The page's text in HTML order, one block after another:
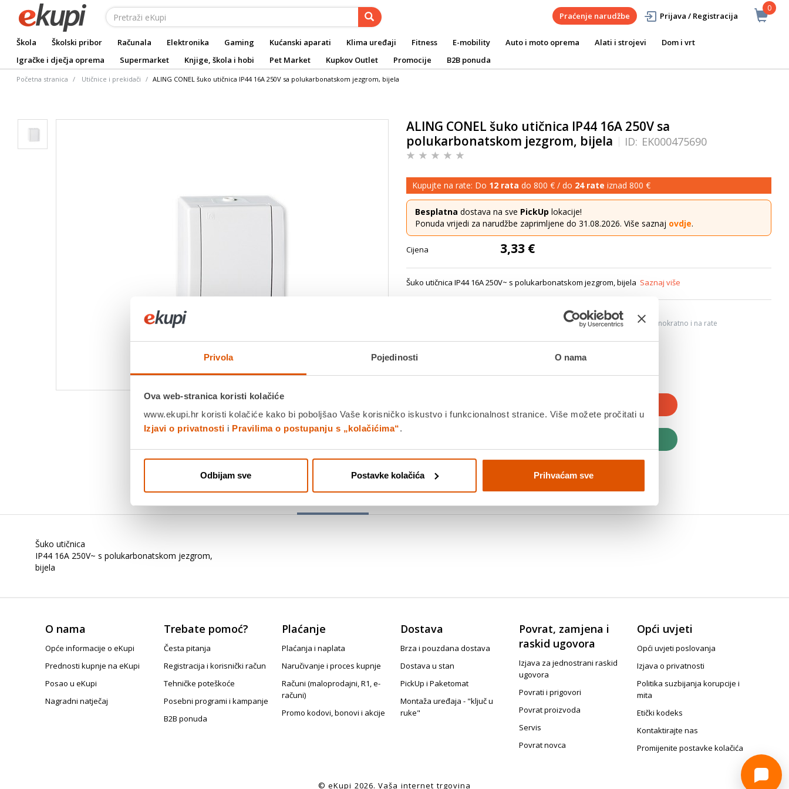
Privola Pojedinosti O nama
Ova web-stranica koristi kolačiće
www.ekupi.hr koristi kolačiće kako bi poboljšao Vaše korisničko iskustvo i funkcionalnost stranice. Više možete pročitati u
Izjavi o privatnosti i Pravilima o postupanju s „kolačićima“.
Odbijam sve Postavke kolačića Prihvaćam sve
0
Praćenje narudžbe Prijava / Registracija
Škola Školski pribor Računala Elektronika Gaming Kućanski aparati Klima uređaji Fitness E-mobility Auto i moto oprema Alati i strojevi
Dom i vrt
Igračke i dječja oprema
Supermarket Knjige, škola i hobi Pet Market Kupkov Outlet Promocije B2B ponuda
Početna stranica Utičnice i prekidači ALING CONEL šuko utičnica IP44 16A 250V sa polukarbonatskom jezgrom, bijela
ALING CONEL šuko utičnica IP44 16A 250V sa
polukarbonatskom jezgrom, bijela
ID: EK000475690
Kupujte na rate: Do 12 rata do 800 € / do 24 rate iznad 800 €
Besplatna dostava na sve PickUp lokacije!
Ponuda vrijedi za narudžbe zaprimljene do 31.08.2026. Više saznaj ovdje.
Cijena 3,33 €
Šuko utičnica IP44 16A 250V~ s polukarbonatskom jezgrom, bijela Saznaj više
Platite gotovinom pri preuzimanju, Internet bankarstvom, karticama jednokratno i na rate
Usporedite proizvod
Šuko utičnica
IP44 16A 250V~ s polukarbonatskom jezgrom,
bijela
O nama
Opće informacije o eKupi
Prednosti kupnje na eKupi
Posao u eKupi
Nagradni natječaj
Trebate pomoć?
Česta pitanja
Registracija i korisnički račun
Tehničke poteškoće
Posebni programi i kampanje
B2B ponuda
Plaćanje
Plaćanja i naplata
Naručivanje i proces kupnje
Računi (maloprodajni, R1, e-
računi)
Promo kodovi, bonovi i akcije
Dostava
Brza i pouzdana dostava
Dostava u stan
PickUp i Paketomat
Montaža uređaja - "ključ u
ruke"
Povrat, zamjena i
raskid ugovora
Izjava za jednostrani raskid
ugovora
Povrati i prigovori
Povrat proizvoda
Servis
Povrat novca
Opći uvjeti
Opći uvjeti poslovanja
Izjava o privatnosti
Politika suzbijanja korupcije i
mita
Etički kodeks
Kontaktirajte nas
Promijenite postavke kolačića
© eKupi 2026. Vaša internet trgovina